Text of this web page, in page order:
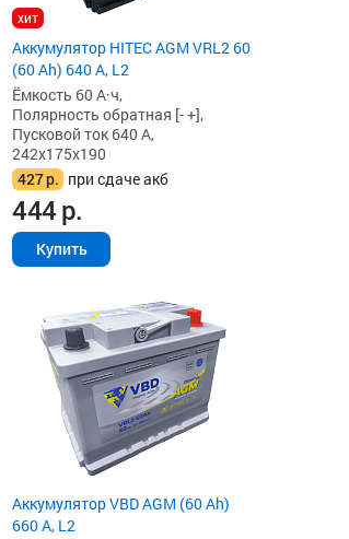
хит
Аккумулятор HITEC AGM VRL2 60
(60 Ah) 640 А, L2
Ёмкость 60 А·ч,
Полярность обратная [- +],
Пусковой ток 640 А,
242x175x190
427р. при сдаче акб
444р.
Купить
Аккумулятор VBD AGM (60 Ah)
660 А, L2